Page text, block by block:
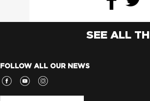
SEE ALL
FOLLOW ALL OUR NEWS